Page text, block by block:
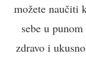
možete naučiti
sebe u
zdravo i